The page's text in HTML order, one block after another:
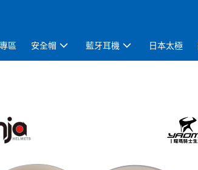
區 安全帽 藍牙耳機 日本太極